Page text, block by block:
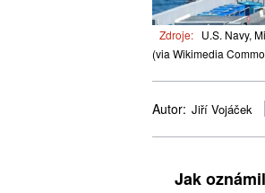
Zdroje: U.S. Navy,
(via Wikimedia
Autor: Jiří Vojáček
Jak